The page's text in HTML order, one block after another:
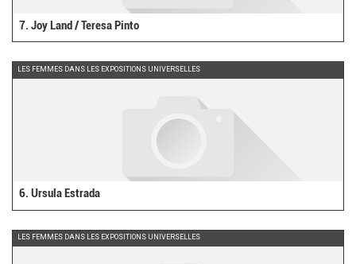
7. Joy Land / Teresa Pinto
LES FEMMES DANS LES EXPOSITIONS UNIVERSELLES
6. Ursula Estrada
LES FEMMES DANS LES EXPOSITIONS UNIVERSELLES